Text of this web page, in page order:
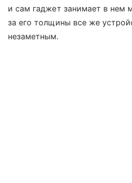
и сам гаджет занимает в нем
за его толщины все же
незаметным.